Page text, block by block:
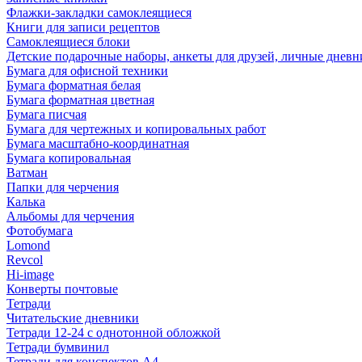
Флажки-закладки самоклеящиеся
Книги для записи рецептов
Самоклеящиеся блоки
Детские подарочные наборы, анкеты для друзей, личные
Бумага для офисной техники
Бумага форматная белая
Бумага форматная цветная
Бумага писчая
Бумага для чертежных и копировальных работ
Бумага масштабно-координатная
Бумага копировальная
Ватман
Папки для черчения
Калька
Альбомы для черчения
Фотобумага
Lomond
Revcol
Hi-image
Конверты почтовые
Тетради
Читательские дневники
Тетради 12-24 с однотонной обложкой
Тетради бумвинил